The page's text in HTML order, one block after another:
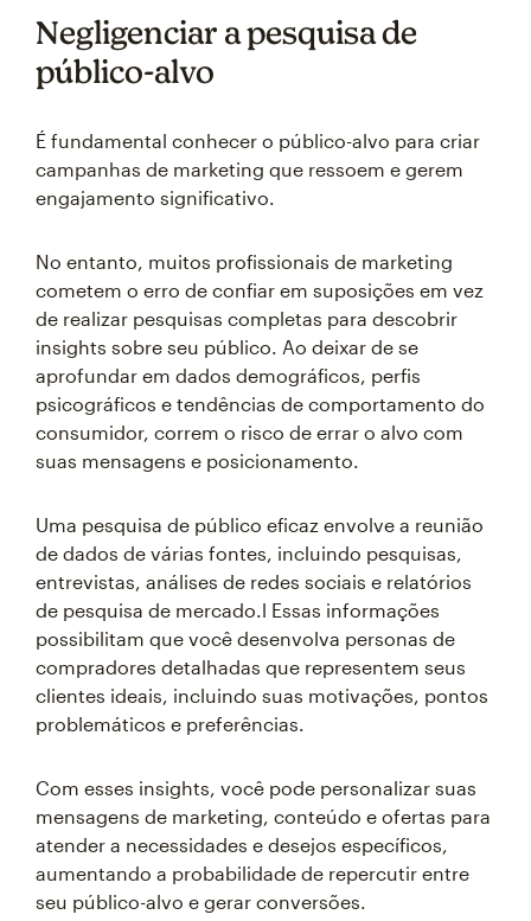
Negligenciar a pesquisa de
público-alvo
É fundamental conhecer o público-alvo para criar
campanhas de marketing que ressoem e gerem
engajamento significativo.
No entanto, muitos profissionais de marketing
cometem o erro de confiar em suposições em vez
de realizar pesquisas completas para descobrir
insights sobre seu público. Ao deixar de se
aprofundar em dados demográficos, perfis
psicográficos e tendências de comportamento do
consumidor, correm o risco de errar o alvo com
suas mensagens e posicionamento.
Uma pesquisa de público eficaz envolve a reunião
de dados de várias fontes, incluindo pesquisas,
entrevistas, análises de redes sociais e relatórios
de pesquisa de mercado.l Essas informações
possibilitam que você desenvolva personas de
compradores detalhadas que representem seus
clientes ideais, incluindo suas motivações, pontos
problemáticos e preferências.
Com esses insights, você pode personalizar suas
mensagens de marketing, conteúdo e ofertas para
atender a necessidades e desejos específicos,
aumentando a probabilidade de repercutir entre
seu público-alvo e gerar conversões.